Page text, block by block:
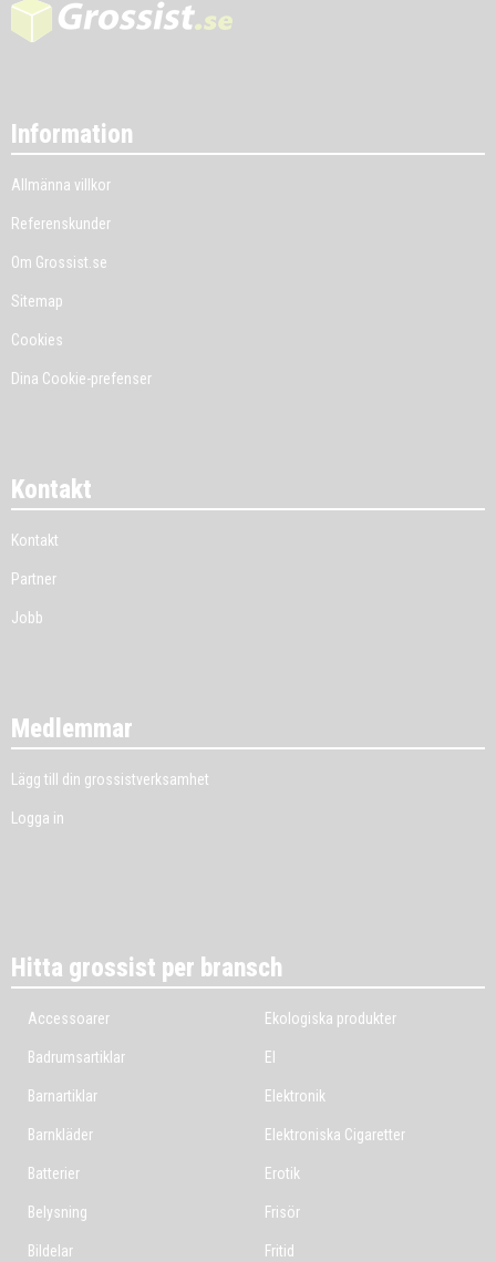
Information
Allmänna villkor
Referenskunder
Om Grossist.se
Sitemap
Cookies
Dina Cookie-prefenser
Kontakt
Kontakt
Partner
Jobb
Medlemmar
Lägg till din grossistverksamhet
Logga in
Hitta grossist per bransch
Accessoarer
Badrumsartiklar
Barnartiklar
Barnkläder
Batterier
Belysning
Bildelar
Ekologiska produkter
El
Elektronik
Elektroniska Cigaretter
Erotik
Frisör
Fritid